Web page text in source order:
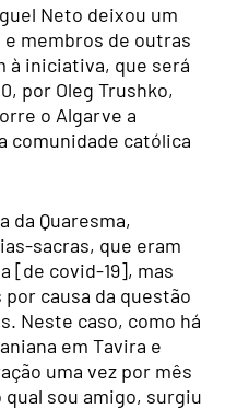
Neto deixou um
e membros de outras
à iniciativa, que será
por Oleg Trushko,
o Algarve a
comunidade católica
da Quaresma,
sacras, que eram
[de covid-19], mas
causa da questão
Neste caso, como há
em Tavira e
uma vez por mês
sou amigo, surgiu